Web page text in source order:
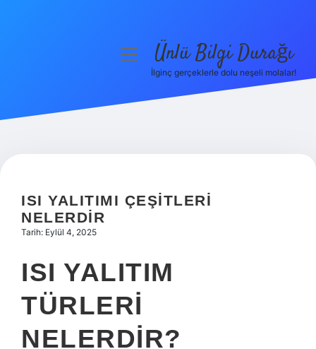
Hakkımızda
menüyüÜnlü Bilgi Durağı
İlginç gerçeklerle dolu neşeli molalar!
ISI YALITIMI ÇEŞITLERI
NELERDIR
Tarih: Eylül 4, 2025
ISI YALITIM
TÜRLERI
NELERDIR?